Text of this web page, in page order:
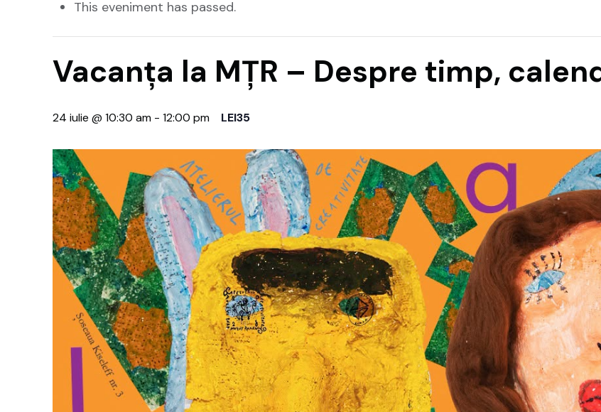
This eveniment has passed.
Vacanța la MȚR – Despre timp,
24 iulie @ 10:30 am -12:00 pm LEI35